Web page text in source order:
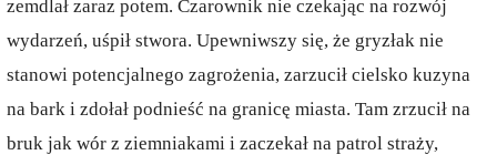
zemdlał zaraz potem. Czarownik nie czekając na rozwój
wydarzeń, uśpił stwora. Upewniwszy się, że gryzłak nie
stanowi potencjalnego zagrożenia, zarzucił cielsko kuzyna
na bark i zdołał podnieść na granicę miasta. Tam zrzucił na
bruk jak wór z ziemniakami i zaczekał na patrol straży,